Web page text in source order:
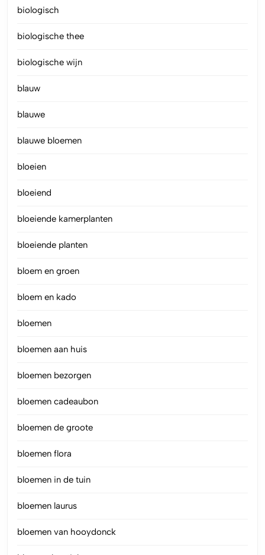
biologisch
biologische thee
biologische wijn
blauw
blauwe
blauwe bloemen
bloeien
bloeiend
bloeiende kamerplanten
bloeiende planten
bloem en groen
bloem en kado
bloemen
bloemen aan huis
bloemen bezorgen
bloemen cadeaubon
bloemen de groote
bloemen flora
bloemen in de tuin
bloemen laurus
bloemen van hooydonck